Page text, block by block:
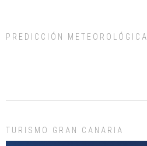
días, ella incluida...
PREDICCIÓN METEOROLÓGICA
TURISMO GRAN CANARIA